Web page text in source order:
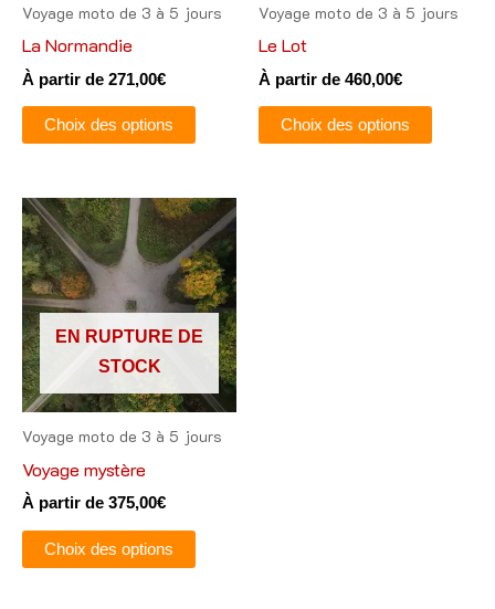
Voyage moto de 3 à 5 jours
La Normandie
À partir de 271,00€
Choix des options
être
choisies
la
page
produit
Voyage moto de 3 à 5 jours
Le Lot
À partir de 460,00€
Choix des options
être
la
page
EN RUPTURE DE
STOCK
Voyage moto de 3 à 5 jours
Voyage mystère
À partir de 375,00€
Choix des options
Ce
produit
a
plusieurs
variations.
Les
options
peuvent
être
la
page